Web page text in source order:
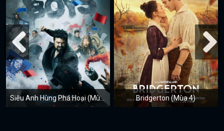
Siêu Anh Hùng Phá Hoại (Mùa 4) Bridgerton (Mùa 4)